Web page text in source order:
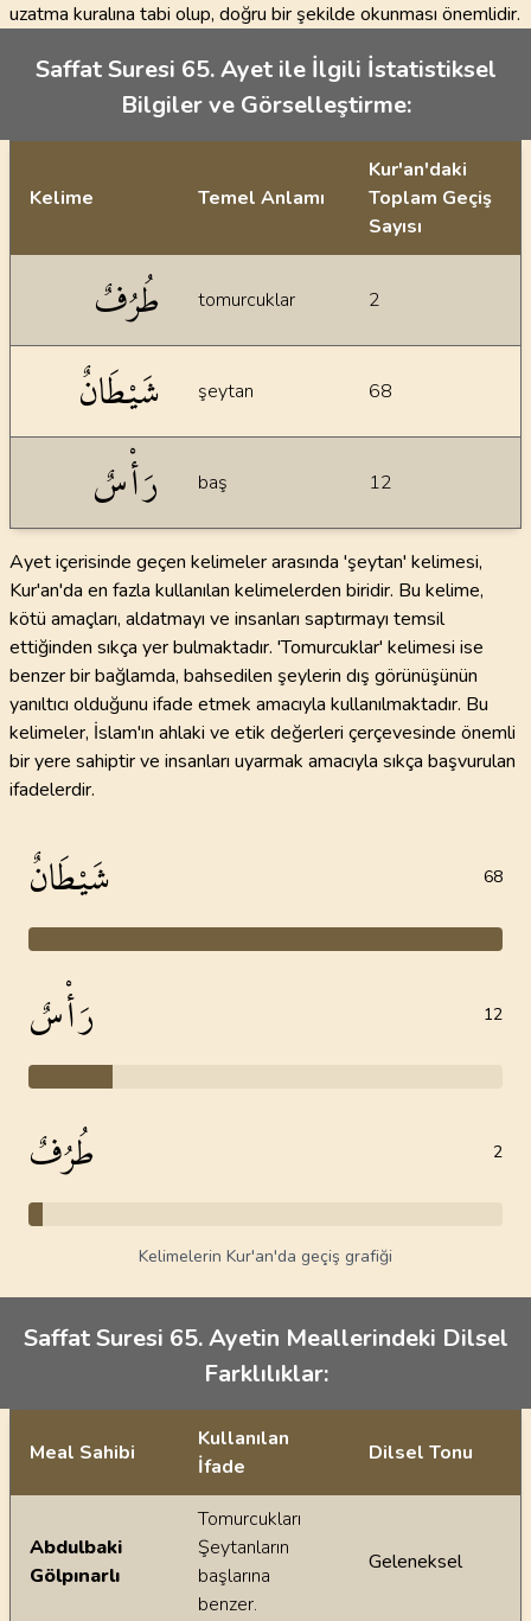
uzatma kuralına tabi olup, doğru bir şekilde okunması önemlidir.
Saffat Suresi 65. Ayet ile İlgili İstatistiksel
Bilgiler ve Görselleştirme:
Kelime Temel Anlamı
Kur'an'daki
Toplam Geçiş
Sayısı
طُرُفٌ tomurcuklar 2
شَيْطَانٌ şeytan 68
رَأْسٌ baş 12
Ayet içerisinde geçen kelimeler arasında 'şeytan' kelimesi,
Kur'an'da en fazla kullanılan kelimelerden biridir. Bu kelime,
kötü amaçları, aldatmayı ve insanları saptırmayı temsil
ettiğinden sıkça yer bulmaktadır. 'Tomurcuklar' kelimesi ise
benzer bir bağlamda, bahsedilen şeylerin dış görünüşünün
yanıltıcı olduğunu ifade etmek amacıyla kullanılmaktadır. Bu
kelimeler, İslam'ın ahlaki ve etik değerleri çerçevesinde önemli
bir yere sahiptir ve insanları uyarmak amacıyla sıkça başvurulan
ifadelerdir.
شَيْطَانٌ 68
رَأْسٌ 12
طُرُفٌ 2
Kelimelerin Kur'an'da geçiş grafiği
Saffat Suresi 65. Ayetin Meallerindeki Dilsel
Farklılıklar:
Ayetin meallerindeki dilsel farklılıklar
Meal Sahibi
Kullanılan
İfade
Dilsel Tonu
Abdulbaki
Gölpınarlı
Tomurcukları
Şeytanların
başlarına
benzer.
Geleneksel